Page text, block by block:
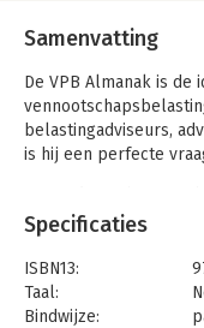
Samenvatting
De VPB Almanak is
belastingadviseurs,
is hij een perfecte
regelgeving, beleid en
actuele cijfers en
Specificaties
ISBN13:
Taal:
Bindwijze: